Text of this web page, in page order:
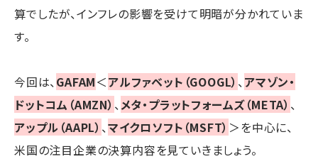
算でしたが、インフレの影響を受けて明暗が分かれていま
す。
今回は、 GAFAM＜アルファベット（GOOGL） 、 アマゾン・
ドットコム（AMZN） 、 メタ・プラットフォームズ（META） 、
アップル（AAPL） 、マイクロソフト（MSFT） ＞を中心に、
米国の注目企業の決算内容を見ていきましょう。